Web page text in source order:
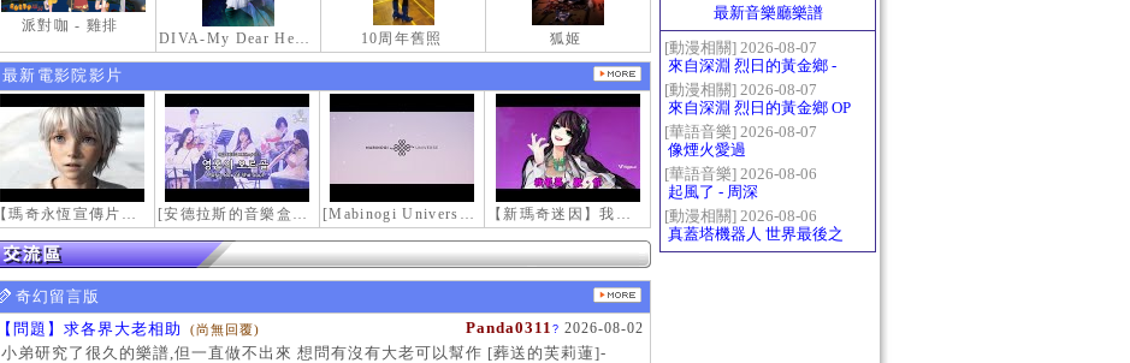
派對咖 - 雞排
DIVA-My Dear Heroine- 10周年舊照 狐姬
最新電影院影片
【瑪奇永恆宣傳片】最初的感動 [安德拉斯的音樂盒｜靈魂的音樂盒] Mabinogi OST - Music Box of the Soul | Crossover COVER [Mabinogi Universe] 謝謝你來到這個世界... 【新瑪奇迷因】我更喜歡你
奇幻留言版
Panda0311 ? 2026-08-02
【問題】求各界大老相助 (尚無回覆)
小弟研究了很久的樂譜,但一直做不出來 想問有沒有大老可以幫作 [葬送的芙莉蓮]-
最新音樂廳樂譜
[動漫相關] 2026-08-07
來自深淵 烈日的黃金鄉 -
Gravity
[動漫相關] 2026-08-07
來自深淵 烈日的黃金鄉 OP
- かたち(Katachi)
[華語音樂] 2026-08-07
像煙火愛過
[華語音樂] 2026-08-06
起風了 - 周深
[動漫相關] 2026-08-06
真蓋塔機器人 世界最後之
日OP2 HEATS